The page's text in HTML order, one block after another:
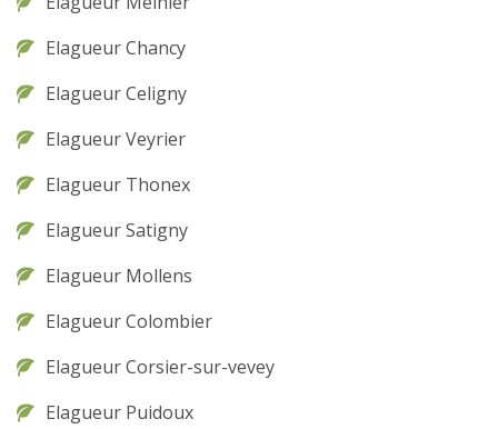
Elagueur Chancy
Elagueur Celigny
Elagueur Veyrier
Elagueur Thonex
Elagueur Satigny
Elagueur Mollens
Elagueur Colombier
Elagueur Corsier-sur-vevey
Elagueur Puidoux